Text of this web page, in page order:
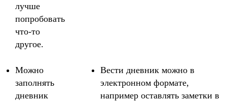
лучше
попробовать
что-то
другое.
Можно
заполнять
дневник
Вести дневник можно в
электронном формате,
например оставлять заметки в